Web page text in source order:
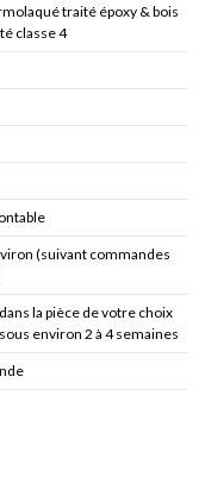
traité époxy & bois
classe 4
(suivant commandes
la pièce de votre choix
environ 2 à 4 semaines